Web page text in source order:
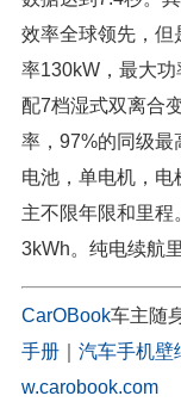
效率全球领先，但
率130kW，最大
配7档湿式双离合
率，97%的同级最
电池，单电机，
主不限年限和里程
3kWh。纯电续航
CarOBook车主随
手册
汽车手机壁
w.carobook.com